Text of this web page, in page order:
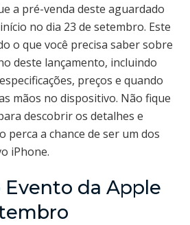
a pré-venda deste aguardado
no dia 23 de setembro. Este
o que você precisa saber sobre
deste lançamento, incluindo
preços e quando
mãos no dispositivo. Não fique
descobrir os detalhes e
perca a chance de ser um dos
iPhone.
da Apple